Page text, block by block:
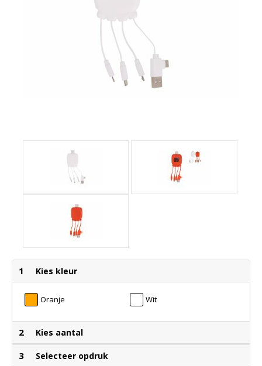
1 Kies kleur
Oranje Wit
2 Kies aantal
3 Selecteer opdruk